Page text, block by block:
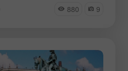
880 9